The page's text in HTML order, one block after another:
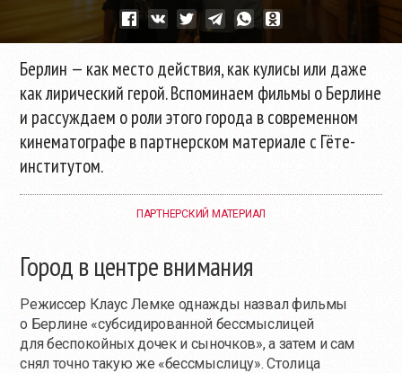
Берлин — как место действия, как кулисы или даже
как лирический герой. Вспоминаем фильмы о Берлине
и рассуждаем о роли этого города в современном
кинематографе в партнерском материале с Гёте-
институтом.
ПАРТНЕРСКИЙ МАТЕРИАЛ
Город в центре внимания
Режиссер Клаус Лемке однажды назвал фильмы
о Берлине «субсидированной бессмыслицей
для беспокойных дочек и сыночков», а затем и сам
снял точно такую же «бессмыслицу». Столица